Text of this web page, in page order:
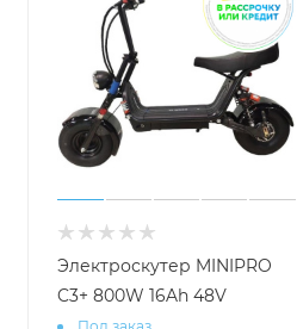
Электроскутер MINIPRO
C3+ 800W 16Ah 48V